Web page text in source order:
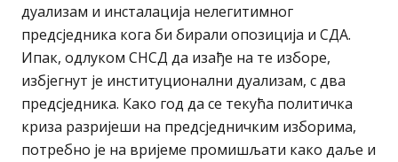
дуализам и инсталација нелегитимног
предсједника кога би бирали опозиција и СДА.
Ипак, одлуком СНСД да изађе на те изборе,
избјегнут је институционални дуализам, с два
предсједника. Како год да се текућа политичка
криза разријеши на предсједничким изборима,
потребно је на вријеме промишљати како даље и